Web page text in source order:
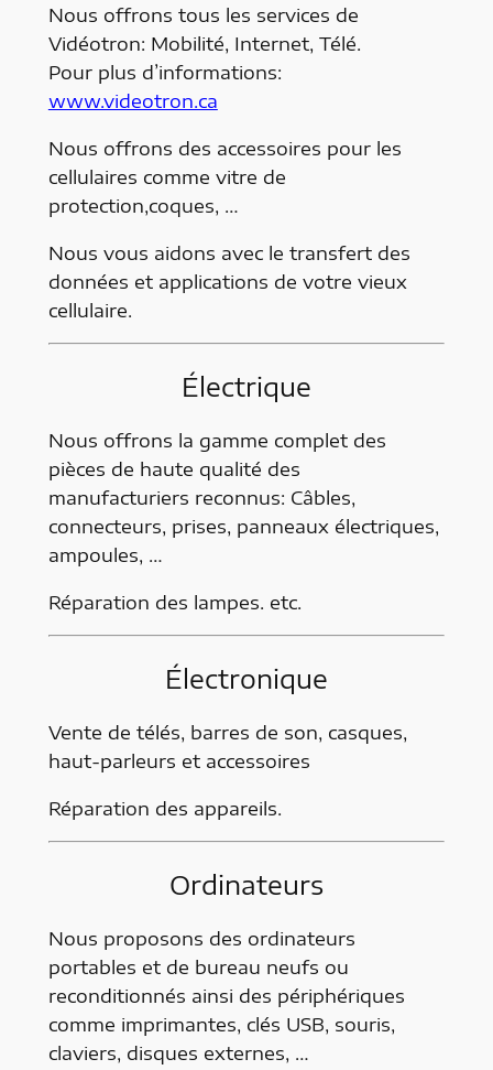
Nous offrons tous les services de
Vidéotron: Mobilité, Internet, Télé.
Pour plus d’informations:
www.videotron.ca
Nous offrons des accessoires pour les
cellulaires comme vitre de
protection,coques, …
Nous vous aidons avec le transfert des
données et applications de votre vieux
cellulaire.
Électrique
Nous offrons la gamme complet des
pièces de haute qualité des
manufacturiers reconnus: Câbles,
connecteurs, prises, panneaux électriques,
ampoules, …
Réparation des lampes. etc.
Électronique
Vente de télés, barres de son, casques,
haut-parleurs et accessoires
Réparation des appareils.
Ordinateurs
Nous proposons des ordinateurs
portables et de bureau neufs ou
reconditionnés ainsi des périphériques
comme imprimantes, clés USB, souris,
claviers, disques externes, …